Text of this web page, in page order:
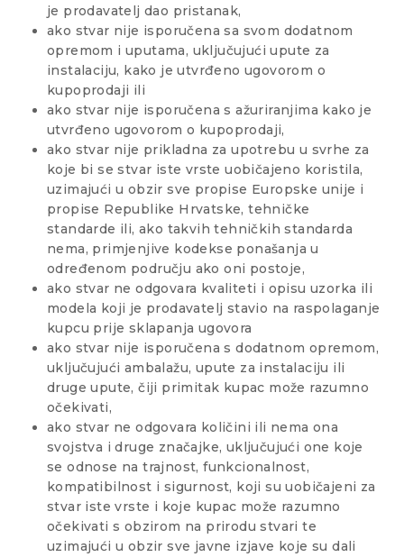
je prodavatelj dao pristanak,
ako stvar nije isporučena sa svom dodatnom
opremom i uputama, uključujući upute za
instalaciju, kako je utvrđeno ugovorom o
kupoprodaji ili
ako stvar nije isporučena s ažuriranjima kako je
utvrđeno ugovorom o kupoprodaji,
ako stvar nije prikladna za upotrebu u svrhe za
koje bi se stvar iste vrste uobičajeno koristila,
uzimajući u obzir sve propise Europske unije i
propise Republike Hrvatske, tehničke
standarde ili, ako takvih tehničkih standarda
nema, primjenjive kodekse ponašanja u
određenom području ako oni postoje,
ako stvar ne odgovara kvaliteti i opisu uzorka ili
modela koji je prodavatelj stavio na raspolaganje
kupcu prije sklapanja ugovora
ako stvar nije isporučena s dodatnom opremom,
uključujući ambalažu, upute za instalaciju ili
druge upute, čiji primitak kupac može razumno
očekivati,
ako stvar ne odgovara količini ili nema ona
svojstva i druge značajke, uključujući one koje
se odnose na trajnost, funkcionalnost,
kompatibilnost i sigurnost, koji su uobičajeni za
stvar iste vrste i koje kupac može razumno
očekivati s obzirom na prirodu stvari te
uzimajući u obzir sve javne izjave koje su dali